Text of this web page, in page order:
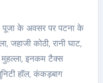
पूजा के अवसर पर पटना के
जहाजी कोठी, रानी घाट,
मुहल्ला, इनकम टैक्स
हाॅल, कंकड़बाग